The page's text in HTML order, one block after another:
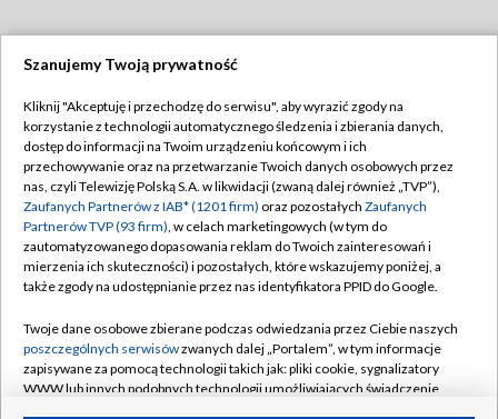
TVP
Abonament TVP
Emisja w TVP
Centrum informacji TVP
Naziemna Telewizja Cyfrowa
Rada Programowa
System NOS
Regulamin TVP
Polityka prywatności
Moje zgody
Pomoc
Kontakt
Szanujemy Twoją prywatność
Kliknij "Akceptuję i przechodzę do serwisu", aby wyrazić zgody na
korzystanie z technologii automatycznego śledzenia i zbierania danych,
dostęp do informacji na Twoim urządzeniu końcowym i ich
przechowywanie oraz na przetwarzanie Twoich danych osobowych przez
nas, czyli Telewizję Polską S.A. w likwidacji (zwaną dalej również „TVP”),
Zaufanych Partnerów z IAB* (1201 firm) oraz pozostałych Zaufanych
Partnerów TVP (93 firm), w celach marketingowych (w tym do
zautomatyzowanego dopasowania reklam do Twoich zainteresowań i
mierzenia ich skuteczności) i pozostałych, które wskazujemy poniżej, a
także zgody na udostępnianie przez nas identyfikatora PPID do Google.
Twoje dane osobowe zbierane podczas odwiedzania przez Ciebie naszych
poszczególnych serwisówzwanych dalej „Portalem”, w tym informacje
zapisywane za pomocą technologii takich jak: pliki cookie, sygnalizatory
WWW lub innych podobnych technologii umożliwiających świadczenie